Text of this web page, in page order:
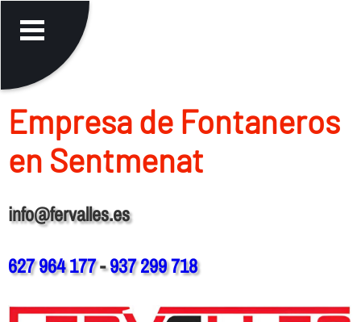
Empresa de Fontaneros
en Sentmenat
info@fervalles.es
627 964 177-937 299 718